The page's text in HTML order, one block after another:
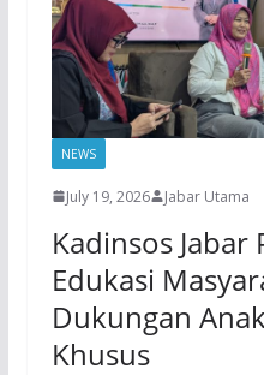
NEWS
July 19, 2026 Jabar Utama
Kadinsos Jabar
Edukasi
Dukungan
Khusus